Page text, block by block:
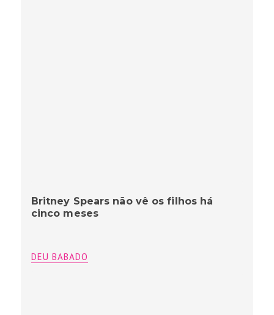
Britney Spears não vê os filhos há
cinco meses
DEU BABADO